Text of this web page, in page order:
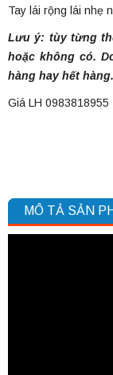
Tay lái rộng lái nhẹ
Lưu ý: tùy từng
hoặc không có.
hàng hay hết
Giá LH 0983818955
MÔ TẢ SẢN